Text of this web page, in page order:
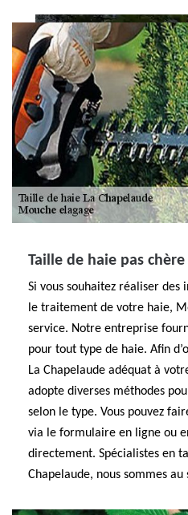
Taille de haie pas
Si vous souhaitez réaliser
le traitement de votre haie,
service. Notre entreprise
pour tout type de haie. Afin
La Chapelaude adéquat à
adopte diverses méthodes
selon le type. Vous pouvez
via le formulaire en ligne ou
directement. Spécialistes en
Chapelaude, nous sommes